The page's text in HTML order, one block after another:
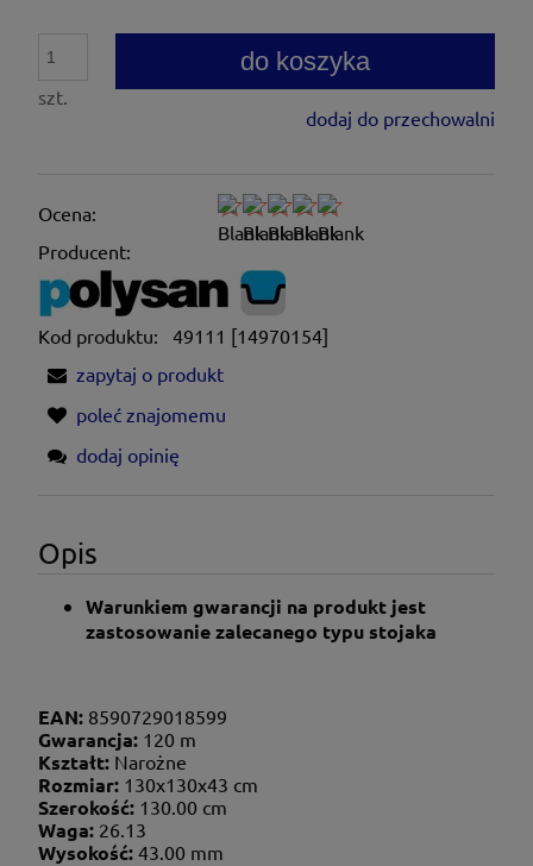
szt.
do koszyka
dodaj do przechowalni
Ocena:
Producent:
Kod produktu:
49111 [14970154]
zapytaj o produkt
poleć znajomemu
dodaj opinię
Opis
Warunkiem gwarancji na produkt jest
zastosowanie zalecanego typu stojaka
EAN: 8590729018599
Gwarancja: 120 m
Kształt: Narożne
Rozmiar: 130x130x43 cm
Szerokość: 130.00 cm
Waga: 26.13
Wysokość: 43.00 mm